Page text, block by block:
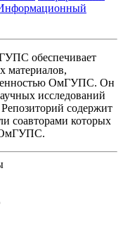
обеспечивает
материалов,
ОмГУПС. Он
исследований
содержит
соавторами которых
ОмГУПС.